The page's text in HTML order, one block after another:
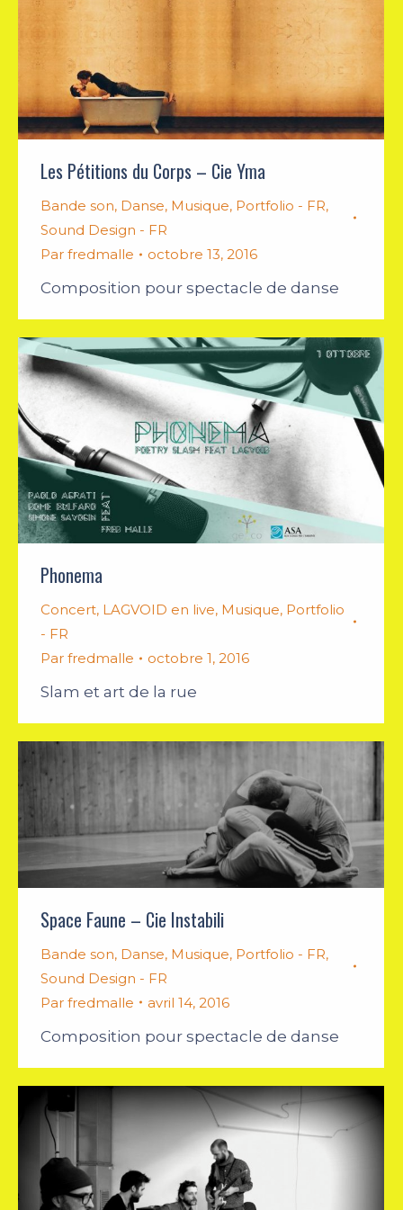
Les Pétitions du Corps – Cie Yma
Bande son, Danse, Musique, Portfolio - FR,
Sound Design - FR
Par fredmalle octobre 13, 2016
Composition pour spectacle de danse
Phonema
Concert, LAGVOID en live, Musique, Portfolio
- FR
Par fredmalle octobre 1, 2016
Slam et art de la rue
Space Faune – Cie Instabili
Bande son, Danse, Musique, Portfolio - FR,
Sound Design - FR
Par fredmalle avril 14, 2016
Composition pour spectacle de danse